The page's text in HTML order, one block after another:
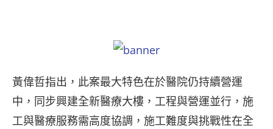
黃偉哲指出，此案最大特色在於醫院仍持續營運
中，同步興建全新醫療大樓，工程與營運並行，施
工與醫療服務需高度協調，施工難度與挑戰性在全